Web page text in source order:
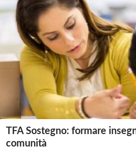
TFA Sostegno: formare
comunità